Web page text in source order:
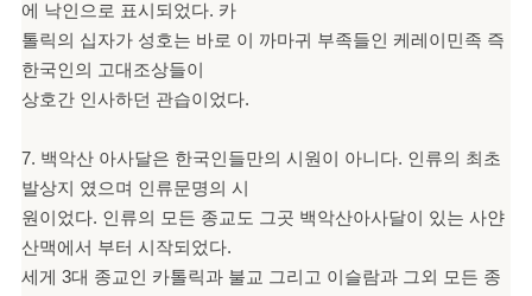
에 낙인으로 표시되었다. 카
톨릭의 십자가 성호는 바로 이 까마귀 부족들인 케레이민족 즉
한국인의 고대조상들이
상호간 인사하던 관습이었다.
7. 백악산 아사달은 한국인들만의 시원이 아니다. 인류의 최초
발상지 였으며 인류문명의 시
원이었다. 인류의 모든 종교도 그곳 백악산아사달이 있는 사얀
산맥에서 부터 시작되었다.
세게 3대 종교인 카톨릭과 불교 그리고 이슬람과 그외 모든 종